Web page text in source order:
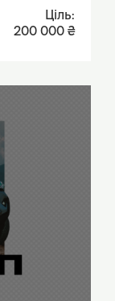
Ціль:
200 000 ₴